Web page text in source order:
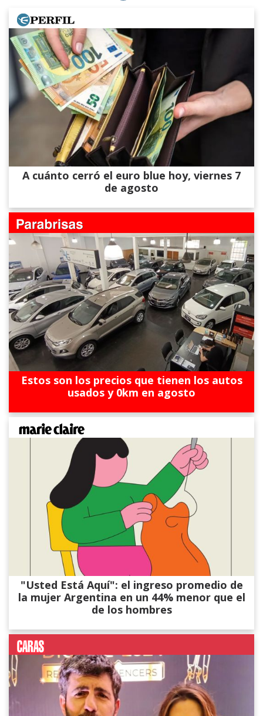
A cuánto cerró el euro blue hoy, viernes 7
de agosto
Estos son los precios que tienen los autos
usados y 0km en agosto
"Usted Está Aquí": el ingreso promedio de
la mujer Argentina en un 44% menor que el
de los hombres